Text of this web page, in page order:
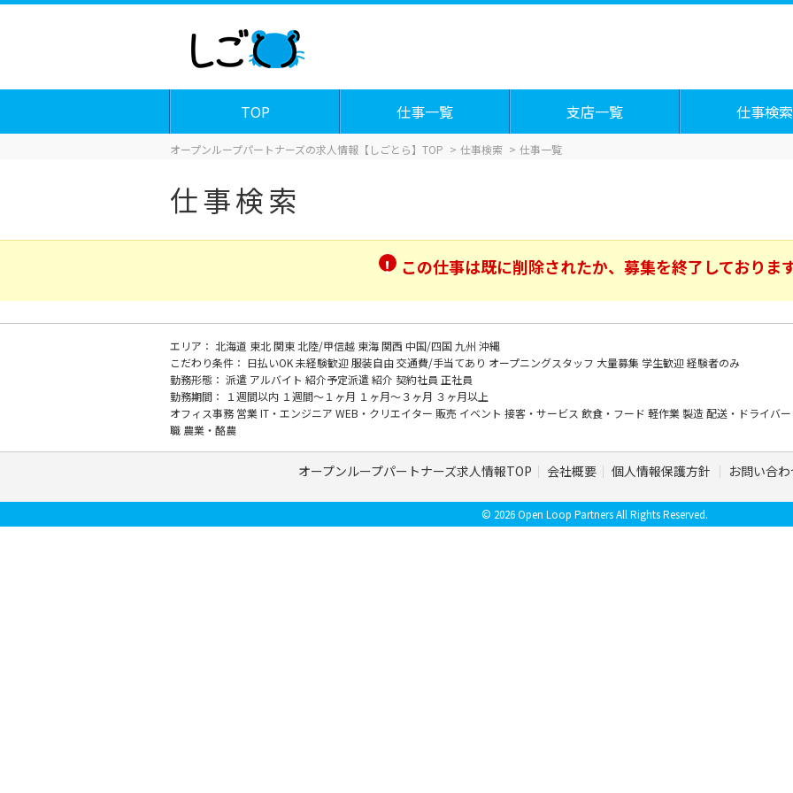
TOP 仕事一覧 支店一覧 仕事検索
オープンループパートナーズの求人情報【しごとら】TOP 仕事検索 仕事一覧
仕事検索
この仕事は既に削除されたか、募集を終了しております
エリア： 北海道 東北関東北陸/甲信越 東海関西 中国/四国九州 沖縄
こだわり条件： 日払いOK未経験歓迎服装自由交通費/手当てあり オープニングスタッフ 大量募集 学生歓迎経験者のみ
勤務形態： 派遣 アルバイト 紹介予定派遣紹介 契約社員 正社員
勤務期間：
１週間以内 １週間～１ヶ月 １ヶ月～３ヶ月 ３ヶ月以上
オフィス事務 営業IT・エンジニア WEB・クリエイター 販売 イベント 接客・サービス 飲食・フード 軽作業製造配送・ドライバー
職 農業・酪農
オープンループパートナーズ求人情報TOP 会社概要 個人情報保護方針 お問い合わ
© 2026 Open Loop Partners All Rights Reserved.